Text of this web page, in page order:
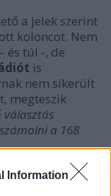
Information
a jelek szerint
koloncot. Nem
és túl -, de
is
nem sikerült
megteszik
választás
a 168
a fidesznyik